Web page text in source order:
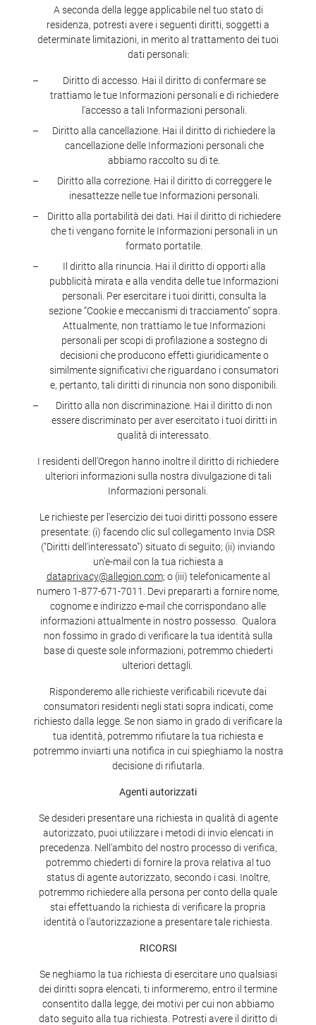
A seconda della legge applicabile nel tuo stato di
residenza, potresti avere i seguenti diritti, soggetti a
determinate limitazioni, in merito al trattamento dei tuoi
dati personali:
Diritto di accesso. Hai il diritto di confermare se
trattiamo le tue Informazioni personali e di richiedere
l'accesso a tali Informazioni personali.
Diritto alla cancellazione. Hai il diritto di richiedere la
cancellazione delle Informazioni personali che
abbiamo raccolto su di te.
Diritto alla correzione. Hai il diritto di correggere le
inesattezze nelle tue Informazioni personali.
Diritto alla portabilità dei dati. Hai il diritto di richiedere
che ti vengano fornite le Informazioni personali in un
formato portatile.
Il diritto alla rinuncia. Hai il diritto di opporti alla
pubblicità mirata e alla vendita delle tue Informazioni
personali. Per esercitare i tuoi diritti, consulta la
sezione “Cookie e meccanismi di tracciamento” sopra.
Attualmente, non trattiamo le tue Informazioni
personali per scopi di profilazione a sostegno di
decisioni che producono effetti giuridicamente o
similmente significativi che riguardano i consumatori
e, pertanto, tali diritti di rinuncia non sono disponibili.
Diritto alla non discriminazione. Hai il diritto di non
essere discriminato per aver esercitato i tuoi diritti in
qualità di interessato.
I residenti dell'Oregon hanno inoltre il diritto di richiedere
ulteriori informazioni sulla nostra divulgazione di tali
Informazioni personali.
Le richieste per l'esercizio dei tuoi diritti possono essere
presentate: (i) facendo clic sul collegamento Invia DSR
("Diritti dell'interessato") situato di seguito; (ii) inviando
un'e-mail con la tua richiesta a
dataprivacy@allegion.com; o (iii) telefonicamente al
numero 1-877-671-7011. Devi prepararti a fornire nome,
cognome e indirizzo e-mail che corrispondano alle
informazioni attualmente in nostro possesso. Qualora
non fossimo in grado di verificare la tua identità sulla
base di queste sole informazioni, potremmo chiederti
ulteriori dettagli.
Risponderemo alle richieste verificabili ricevute dai
consumatori residenti negli stati sopra indicati, come
richiesto dalla legge. Se non siamo in grado di verificare la
tua identità, potremmo rifiutare la tua richiesta e
potremmo inviarti una notifica in cui spieghiamo la nostra
decisione di rifiutarla.
Agenti autorizzati
Se desideri presentare una richiesta in qualità di agente
autorizzato, puoi utilizzare i metodi di invio elencati in
precedenza. Nell'ambito del nostro processo di verifica,
potremmo chiederti di fornire la prova relativa al tuo
status di agente autorizzato, secondo i casi. Inoltre,
potremmo richiedere alla persona per conto della quale
stai effettuando la richiesta di verificare la propria
identità o l'autorizzazione a presentare tale richiesta.
RICORSI
Se neghiamo la tua richiesta di esercitare uno qualsiasi
dei diritti sopra elencati, ti informeremo, entro il termine
consentito dalla legge, dei motivi per cui non abbiamo
dato seguito alla tua richiesta. Potresti avere il diritto di